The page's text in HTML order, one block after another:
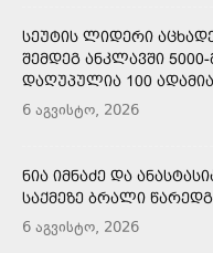
ᲡᲔᲣᲢᲘᲡ ᲚᲘᲓᲔᲠᲘ
ᲨᲔᲛᲓᲔᲒ ᲐᲜᲙᲚᲐᲕᲨᲘ
ᲓᲐᲦᲣᲞᲣᲚᲘᲐ 100
6 აგვისტო, 2026
ᲜᲘᲐ ᲘᲛᲜᲐᲫᲔ ᲓᲐ
ᲡᲐᲥᲛᲔᲖᲔ ᲑᲠᲐᲚᲘ
6 აგვისტო, 2026